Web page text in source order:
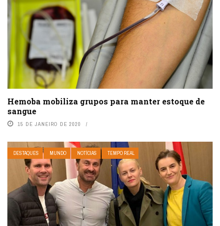
Hemoba mobiliza grupos para manter estoque de
sangue
15 DE JANEIRO DE 2020
DESTAQUES MUNDO NOTÍCIAS TEMPO REAL